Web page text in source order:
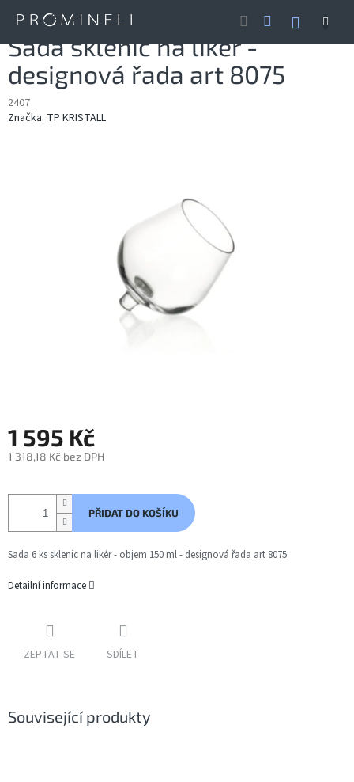
Sada sklenic na likér -
designová řada art 8075
2407
Značka: TP KRISTALL
1 595 Kč
1 318,18 Kč bez DPH
cena:
PŘIDAT DO KOŠÍKU
Sada 6 ks sklenic na likér - objem 150 ml - designová řada art 8075
Detailní informace
ZEPTAT SE SDÍLET
Související produkty